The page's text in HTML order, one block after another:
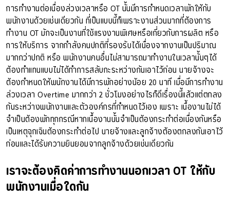
การทำงานต่อเนื่องล่วงเวลาหรือ OT นั้นมีการกำหนดเวลาพักให้กับ
พนักงานด้วยเช่นเดียวกัน ที่เป็นแบบนี้ก็เพราะงานส่วนมากที่ต้องการ
ทำงาน OT มักจะเป็นงานที่ใช้แรงงานพิเศษหรือเกี่ยวกับการผลิต หรือ
การให้บริการ จากกำลังคนปกติที่รองรับได้เนื่องจากงานเป็นปริมาณ
มากกว่าปกติ หรือ พนักงานคนอื่นไม่สามารถมาทำงานในเวลานั้นๆได้
ต้องทำแทนแบบไม่ได้ทำการสลับกะระหว่างกันเอาไว้ก่อน นายจ้างจะ
ต้องกำหนดให้พนักงานได้มีการพักอย่างน้อย 20 นาที เมื่อมีการทำงาน
ล่วงเวลา Overtime มากกว่า 2 ชั่วโมงอย่างไรก็ดีเรื่องนี้แล้วแต่ตกลง
กันระหว่างพนักงานและตัวองค์กรที่กำหนดไว้เอง เพราะ เนื้องานไม่ได้
จำเป็นต้องพักทุกกรณีหากเนื้องานนั้นจำเป็นต้องกระทำต่อเนื่องกันหรือ
เป็นเหตุฉุกเฉินต้องกระทำต่อไป นายจ้างและลูกจ้างต้องตกลงกันเอาไว้
ก่อนและได้รับความยินยอมจากลูกจ้างด้วยเช่นเดียวกัน
เราจะต้องคิดค่าการทำงานนอกเวลา OT ให้กับ
พนักงานเมื่อใดกัน